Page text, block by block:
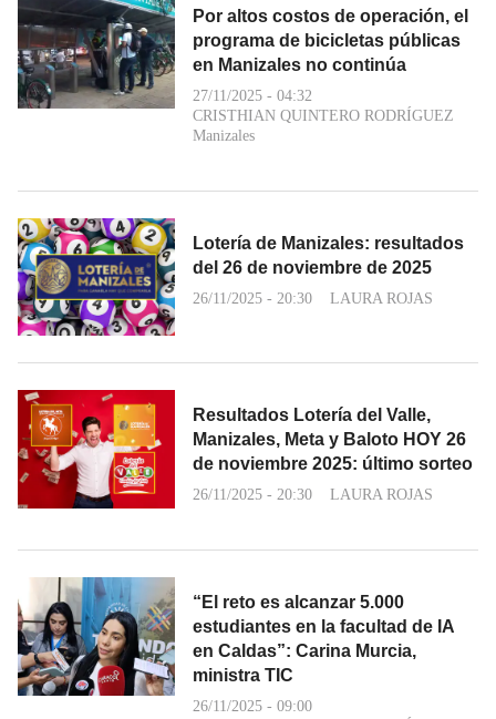
Por altos costos de operación, el
programa de bicicletas públicas
en Manizales no continúa
27/11/2025 - 04:32
CRISTHIAN QUINTERO RODRÍGUEZ
Manizales
Lotería de Manizales: resultados
del 26 de noviembre de 2025
26/11/2025 - 20:30 LAURA ROJAS
Resultados Lotería del Valle,
Manizales, Meta y Baloto HOY 26
de noviembre 2025: último sorteo
26/11/2025 - 20:30 LAURA ROJAS
“El reto es alcanzar 5.000
estudiantes en la facultad de IA
en Caldas”: Carina Murcia,
ministra TIC
26/11/2025 - 09:00